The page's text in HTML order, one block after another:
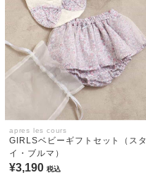
apres les cours
GIRLSベビーギフトセット（スタ
イ・ブルマ）
¥3,190 税込